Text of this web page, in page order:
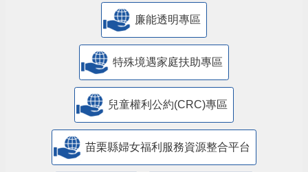
廉能透明專區
特殊境遇家庭扶助專區
兒童權利公約(CRC)專區
苗栗縣婦女福利服務資源整合平台